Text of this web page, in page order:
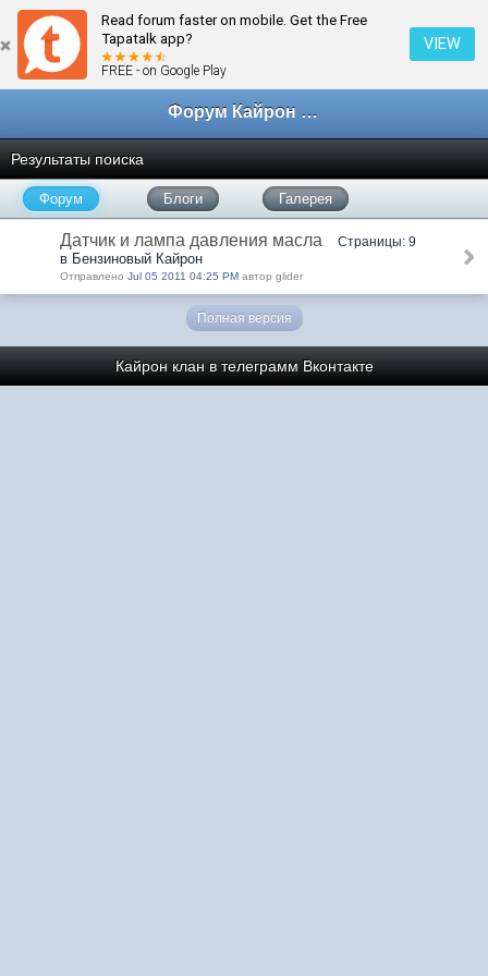
Read forum faster on mobile. Get the Free
Tapatalk app?
FREE - on Google Play
VIEW
Форум Кайрон клана
Результаты поиска
Форум Блоги Галерея
Датчик и лампа давления масла Страницы: 9
в Бензиновый Кайрон
Отправлено Jul 05 2011 04:25 PM автор glider
Полная версия
Кайрон клан в телеграмм Вконтакте